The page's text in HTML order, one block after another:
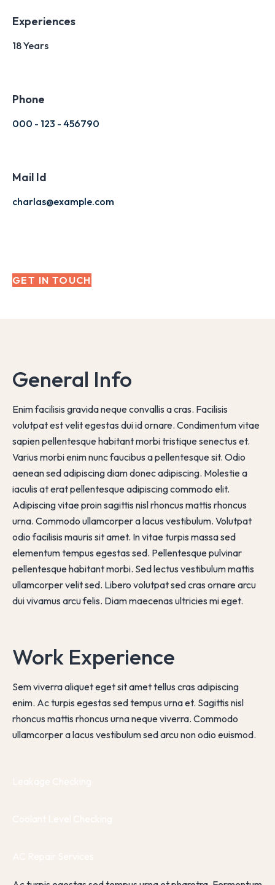
Experiences
18 Years
Phone
000 - 123 - 456790
Mail Id
charlas@example.com
GET IN TOUCH
General Info
Enim facilisis gravida neque convallis a cras. Facilisis
volutpat est velit egestas dui id ornare. Condimentum vitae
sapien pellentesque habitant morbi tristique senectus et.
Varius morbi enim nunc faucibus a pellentesque sit. Odio
aenean sed adipiscing diam donec adipiscing. Molestie a
iaculis at erat pellentesque adipiscing commodo elit.
Adipiscing vitae proin sagittis nisl rhoncus mattis rhoncus
urna. Commodo ullamcorper a lacus vestibulum. Volutpat
odio facilisis mauris sit amet. In vitae turpis massa sed
elementum tempus egestas sed. Pellentesque pulvinar
pellentesque habitant morbi. Sed lectus vestibulum mattis
ullamcorper velit sed. Libero volutpat sed cras ornare arcu
dui vivamus arcu felis. Diam maecenas ultricies mi eget.
Work Experience
Sem viverra aliquet eget sit amet tellus cras adipiscing
enim. Ac turpis egestas sed tempus urna et. Sagittis nisl
rhoncus mattis rhoncus urna neque viverra. Commodo
ullamcorper a lacus vestibulum sed arcu non odio euismod.